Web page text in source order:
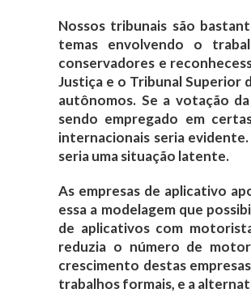
Nossos tribunais são
temas envolvendo o
conservadores e
Justiça e o Tribunal Superior
autônomos. Se a votação
sendo empregado em
internacionais seria
seria uma situação latente.
As empresas de aplicativo
essa a modelagem que
de aplicativos com
reduzia o número de
crescimento destas
trabalhos formais, e a